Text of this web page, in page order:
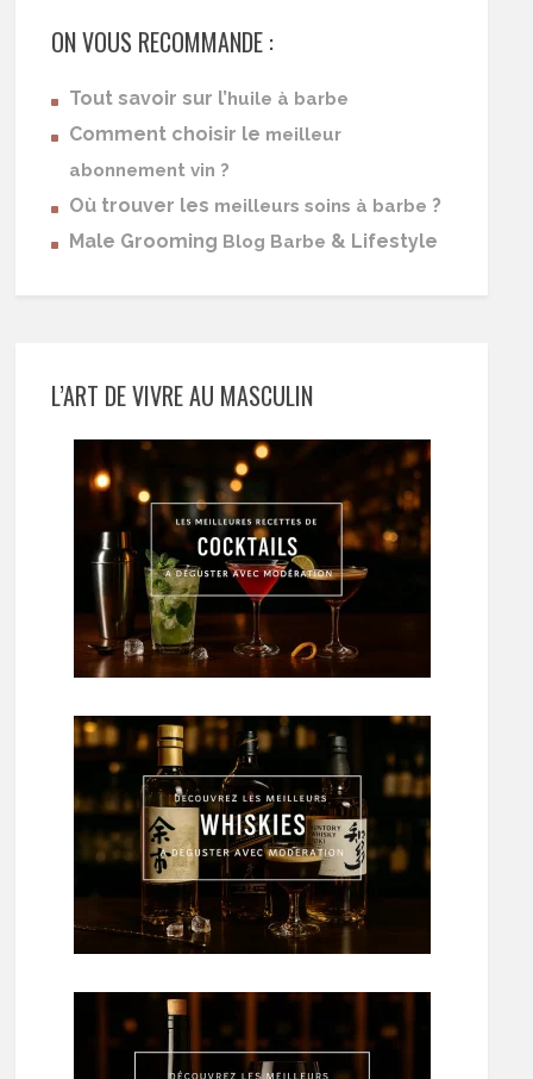
ON VOUS RECOMMANDE :
Tout savoir sur l’huile à barbe
Comment choisir le meilleur
abonnement vin ?
Où trouver les meilleurs soins à barbe ?
Male Grooming Blog Barbe & Lifestyle
L’ART DE VIVRE AU MASCULIN